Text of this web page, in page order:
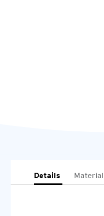
Details Material